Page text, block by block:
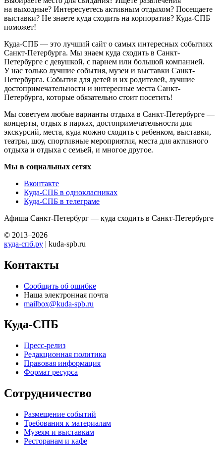
на выходные? Интересуетесь активным отдыхом? Посещаете
выставки? Не знаете куда сходить на корпоратив? Куда-СПБ
поможет!
Куда-СПБ — это лучший сайт о самых интересных событиях
Санкт-Петербурга. Мы знаем куда сходить в Санкт-
Петербурге с девушкой, с парнем или большой компанией.
У нас только лучшие события, музеи и выставки Санкт-
Петербурга. События для детей и их родителей, лучшие
достопримечательности и интересные места Санкт-
Петербурга, которые обязательно стоит посетить!
Мы советуем любые варианты отдыха в Санкт-Петербурге —
концерты, отдых в парках, достопримечательности для
экскурсий, места, куда можно сходить с ребенком, выставки,
театры, шоу, спортивные мероприятия, места для активного
отдыха и отдыха с семьей, и многое другое.
Мы в социальных сетях
Вконтакте
Куда-СПБ в однокласниках
Куда-СПБ в телеграме
Афиша Санкт-Петербург — куда сходить в Санкт-Петербурге
© 2013–2026
куда-спб.ру | kuda-spb.ru
Контакты
Сообщить об ошибке
Наша электронная почта
mailbox@kuda-spb.ru
Куда-СПБ
Пресс-релиз
Редакционная политика
Правовая информация
Формат ресурса
Сотрудничество
Размещение событий
Требования к материалам
Музеям и выставкам
Ресторанам и кафе